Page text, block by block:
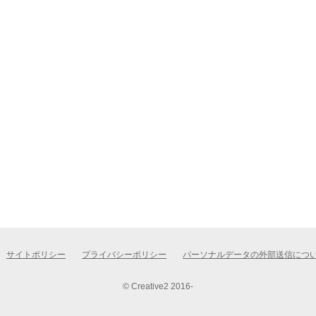
サイトポリシー プライバシーポリシー パーソナルデータの外部送信につ
© Creative2 2016-